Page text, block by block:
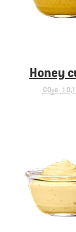
Honey
CO2e <